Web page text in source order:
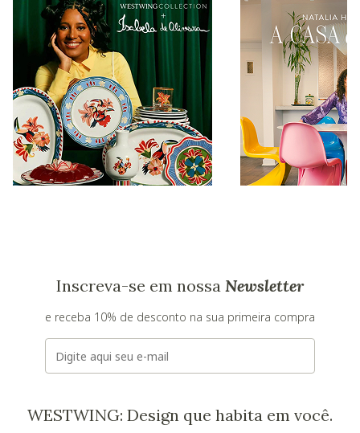
Inscreva-se em nossa Newsletter
e receba 10% de desconto na sua primeira compra
E-mail
WESTWING: Design que habita em você.